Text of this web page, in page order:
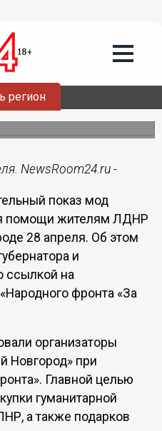
регион
жителям
в Нижнем
на закупку
NewsRoom24.ru -
показ мод
помощи жителям ЛДНР
28 апреля. Об этом
и
ссылкой на
фронта «За
организаторы
Новгород» при
Главной целью
гуманитарной
а также подарков